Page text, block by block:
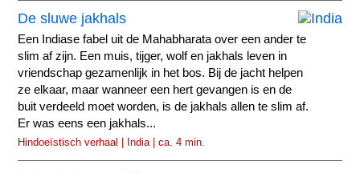
De sluwe jakhals
Een Indiase fabel uit de Mahabharata over een ander te
slim af zijn. Een muis, tijger, wolf en jakhals leven in
vriendschap gezamenlijk in het bos. Bij de jacht helpen
ze elkaar, maar wanneer een hert gevangen is en de
buit verdeeld moet worden, is de jakhals allen te slim af.
Er was eens een jakhals...
Hindoeïstisch verhaal | India | ca. 4 min.